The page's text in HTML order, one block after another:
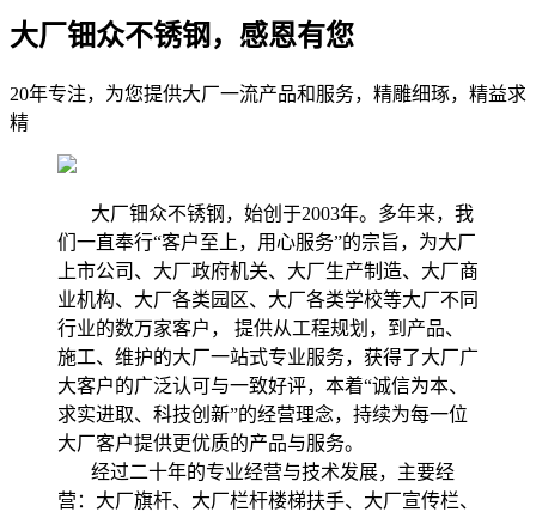
大厂钿众不锈钢，感恩有您
20年专注，为您提供大厂一流产品和服务，精雕细琢，精益求
精
大厂钿众不锈钢，始创于2003年。多年来，我
们一直奉行“客户至上，用心服务”的宗旨，为大厂
上市公司、大厂政府机关、大厂生产制造、大厂商
业机构、大厂各类园区、大厂各类学校等大厂不同
行业的数万家客户， 提供从工程规划，到产品、
施工、维护的大厂一站式专业服务，获得了大厂广
大客户的广泛认可与一致好评，本着“诚信为本、
求实进取、科技创新”的经营理念，持续为每一位
大厂客户提供更优质的产品与服务。
经过二十年的专业经营与技术发展，主要经
营：大厂旗杆、大厂栏杆楼梯扶手、大厂宣传栏、